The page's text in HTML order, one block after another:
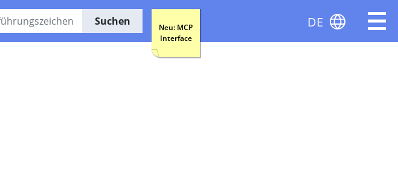
Suchen
Neu: MCP
Interface
DE